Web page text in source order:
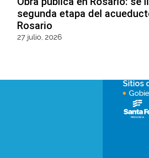
segunda etapa del
Rosario
27 julio, 2026
Sitios